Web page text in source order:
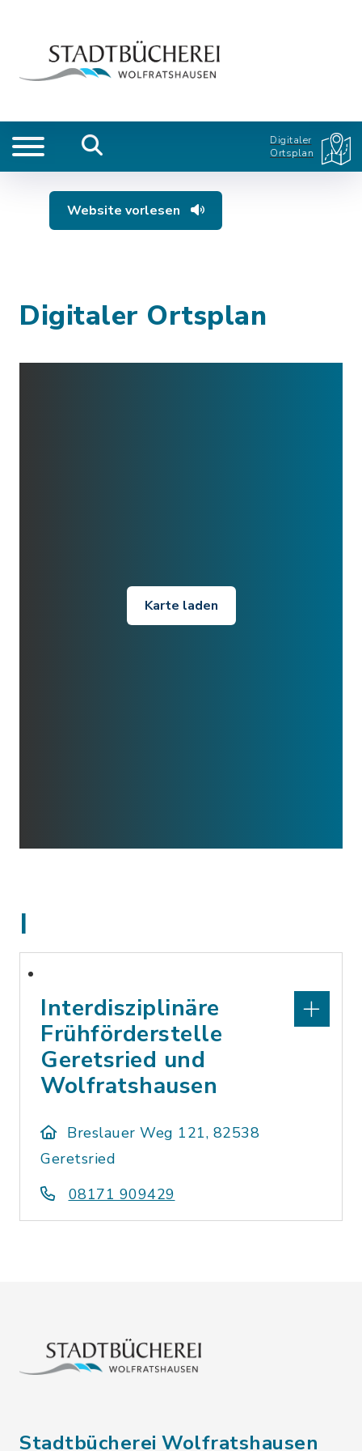
Digitaler
Ortsplan
Website vorlesen
Digitaler Ortsplan
Karte laden
I
Interdisziplinäre
Frühförderstelle
Geretsried und
Wolfratshausen
Breslauer Weg 121, 82538
Geretsried
08171 909429
Stadtbücherei Wolfratshausen